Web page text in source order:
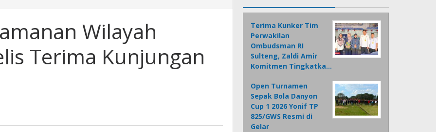
Wilayah
Terima Kunjungan
Terima Kunker Tim
Perwakilan
Ombudsman RI
Sulteng, Zaldi Amir
Komitmen Tingkatka…
Open Turnamen
Sepak Bola Danyon
Cup 1 2026 Yonif TP
825/GWS Resmi di
Gelar